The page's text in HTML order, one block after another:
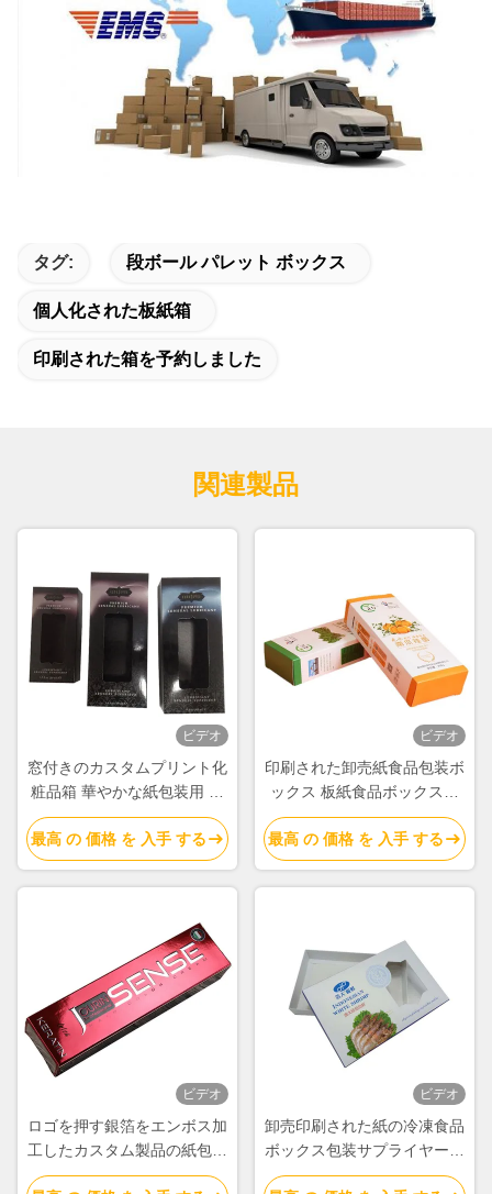
タグ: 段ボール パレット ボックス
個人化された板紙箱
印刷された箱を予約しました
関連製品
ビデオ
窓付きのカスタムプリント化
粧品箱 華やかな紙包装用 ホ
ットフォイルのロゴで 美容
とスキンケア製品
最高 の 価格 を 入手 する
ビデオ
印刷された卸売紙食品包装ボ
ックス 板紙食品ボックスサ
プライヤー
最高 の 価格 を 入手 する
ビデオ
ロゴを押す銀箔をエンボス加
工したカスタム製品の紙包装
箱
ビデオ
卸売印刷された紙の冷凍食品
ボックス包装サプライヤー販
売